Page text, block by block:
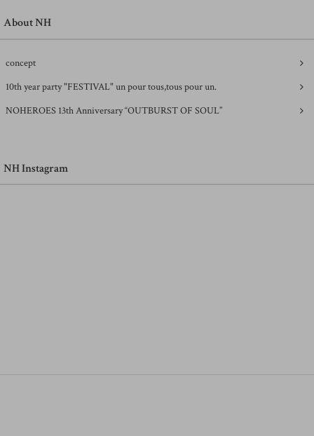
About NH
concept
10th year party "FESTIVAL" un pour tous,tous pour un.
NOHEROES 13th Anniversary “OUTBURST OF SOUL”
NH Instagram